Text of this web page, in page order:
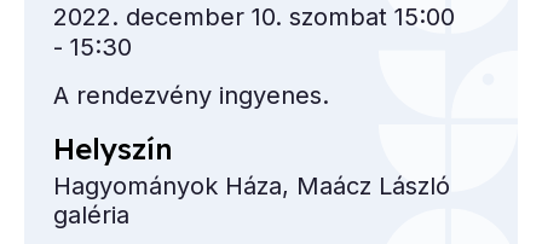
2022. december 10. szombat 15:00
- 15:30
A rendezvény ingyenes.
Helyszín
Hagyományok Háza, Maácz László
galéria